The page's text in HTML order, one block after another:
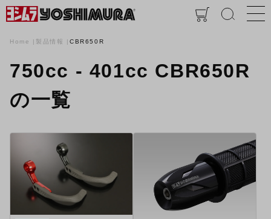
Home 製品情報 CBR650R
750cc - 401cc CBR650R
の一覧